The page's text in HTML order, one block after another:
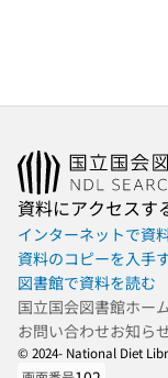
資料にアクセスす
インターネットで資
資料のコピーを入手
図書館で資料を読む
国立国会図書館ホー
お問い合わせお知ら
© 2024- National Diet